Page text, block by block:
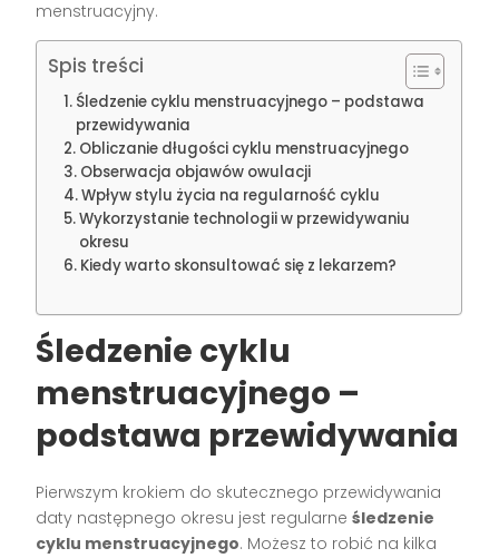
menstruacyjny.
Spis treści
Śledzenie cyklu menstruacyjnego – podstawa
przewidywania
Obliczanie długości cyklu menstruacyjnego
Obserwacja objawów owulacji
Wpływ stylu życia na regularność cyklu
Wykorzystanie technologii w przewidywaniu
okresu
Kiedy warto skonsultować się z lekarzem?
Śledzenie cyklu
menstruacyjnego –
podstawa przewidywania
Pierwszym krokiem do skutecznego przewidywania
daty następnego okresu jest regularneśledzenie
cyklu menstruacyjnego. Możesz to robić na kilka